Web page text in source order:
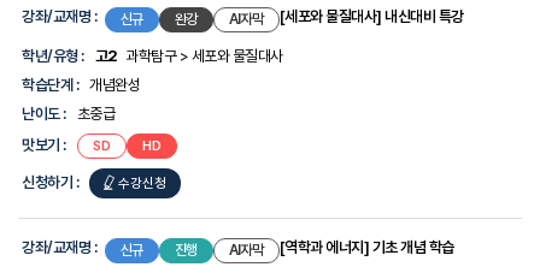
물리학
강좌/교재명 : 신규 완강 AI자막 [세포와 물질대사] 내신대비 특강
학년/유형 : 고2 과학탐구 > 세포와 물질대사
학습단계 : 개념완성
난이도 :
초중급
맛보기 :
[세포와
물질대사]
내신대비
특강
SD [세포와
물질대사]
내신대비
특강
HD
신청하기 :
[세포와
내신대비
수강신청
강좌/교재명 : 신규 진행 AI자막 [역학과 에너지] 기초 개념 학습